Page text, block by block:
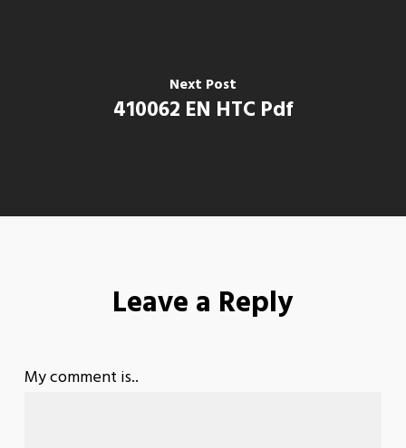
Next Post
410062 EN HTC Pdf
Leave a Reply
My comment is..